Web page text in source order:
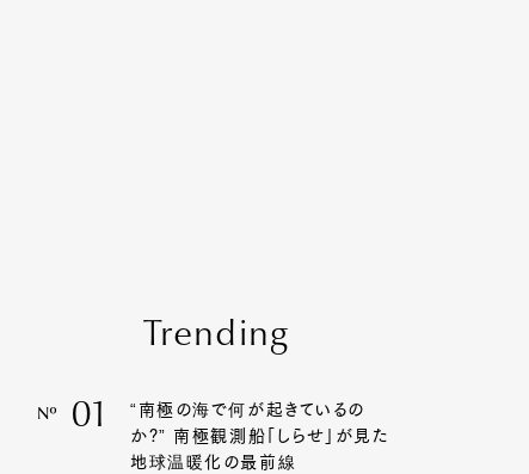
Trending
Nº 01
“南極の海で何が起きているの
か?” 南極観測船「しらせ」が見た
地球温暖化の最前線